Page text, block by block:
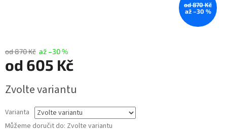
od 870 Kč
až –30 %
od 870 Kč až –30 %
od 605 Kč
cena:
Zvolte variantu
Varianta
Můžeme doručit do: Zvolte variantu